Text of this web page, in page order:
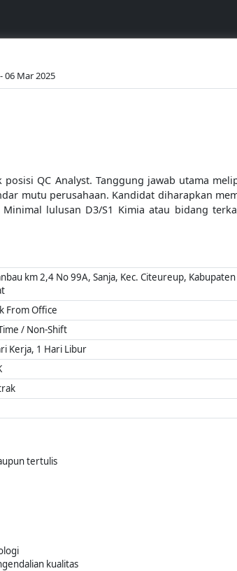
06 Mar 2025
QC Analyst. Tanggung jawab utama
mutu perusahaan. Kandidat diharapkan
lulusan D3/S1 Kimia atau bidang
km 2,4 No 99A, Sanja, Kec. Citeureup,
From Office
/ Non-Shift
Kerja, 1 Hari Libur
tertulis
kualitas